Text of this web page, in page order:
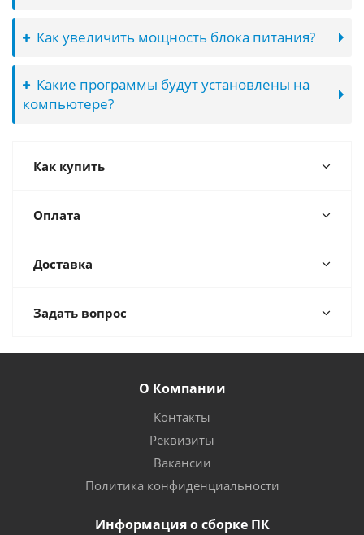
Как увеличить мощность блока питания?
Какие программы будут установлены на
компьютере?
Как купить
Оплата
Доставка
Задать вопрос
О Компании
Контакты
Реквизиты
Вакансии
Политика конфиденциальности
Информация о сборке ПК